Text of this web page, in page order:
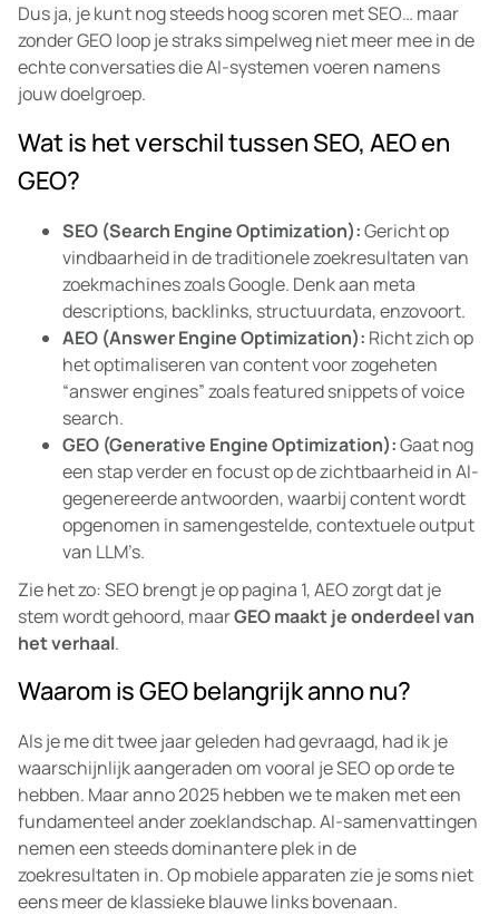
Dus ja, je kunt nog steeds hoog scoren met SEO… maar
zonder GEO loop je straks simpelweg niet meer mee in de
echte conversaties die AI-systemen voeren namens
jouw doelgroep.
Wat is het verschil tussen SEO, AEO en
GEO?
SEO (Search Engine Optimization):Gericht op
vindbaarheid in de traditionele zoekresultaten van
zoekmachines zoals Google. Denk aan meta
descriptions, backlinks, structuurdata, enzovoort.
AEO (Answer Engine Optimization): Richt zich op
het optimaliseren van content voor zogeheten
“answer engines” zoals featured snippets of voice
search.
GEO (Generative Engine Optimization):Gaat nog
een stap verder en focust op de zichtbaarheid in AI-
gegenereerde antwoorden, waarbij content wordt
opgenomen in samengestelde, contextuele output
van LLM’s.
Zie het zo: SEO brengt je op pagina 1, AEO zorgt dat je
stem wordt gehoord, maarGEO maakt je onderdeel van
het verhaal.
Waarom is GEO belangrijk anno nu?
Als je me dit twee jaar geleden had gevraagd, had ik je
waarschijnlijk aangeraden om vooral je SEO op orde te
hebben. Maar anno 2025 hebben we te maken met een
fundamenteel ander zoeklandschap. AI-samenvattingen
nemen een steeds dominantere plek in de
zoekresultaten in. Op mobiele apparaten zie je soms niet
eens meer de klassieke blauwe links bovenaan.